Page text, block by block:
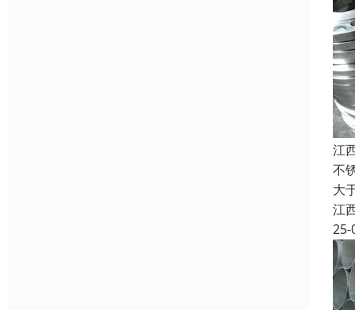
江
不
大
江
25-